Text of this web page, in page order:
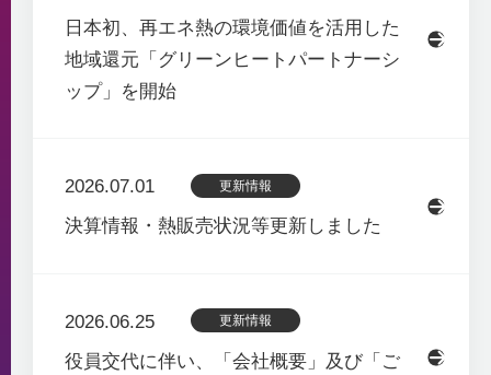
日本初、再エネ熱の環境価値を活用した
地域還元「グリーンヒートパートナーシ
ップ」を開始
2026.07.01 更新情報
決算情報・熱販売状況等更新しました
2026.06.25 更新情報
役員交代に伴い、「会社概要」及び「ご